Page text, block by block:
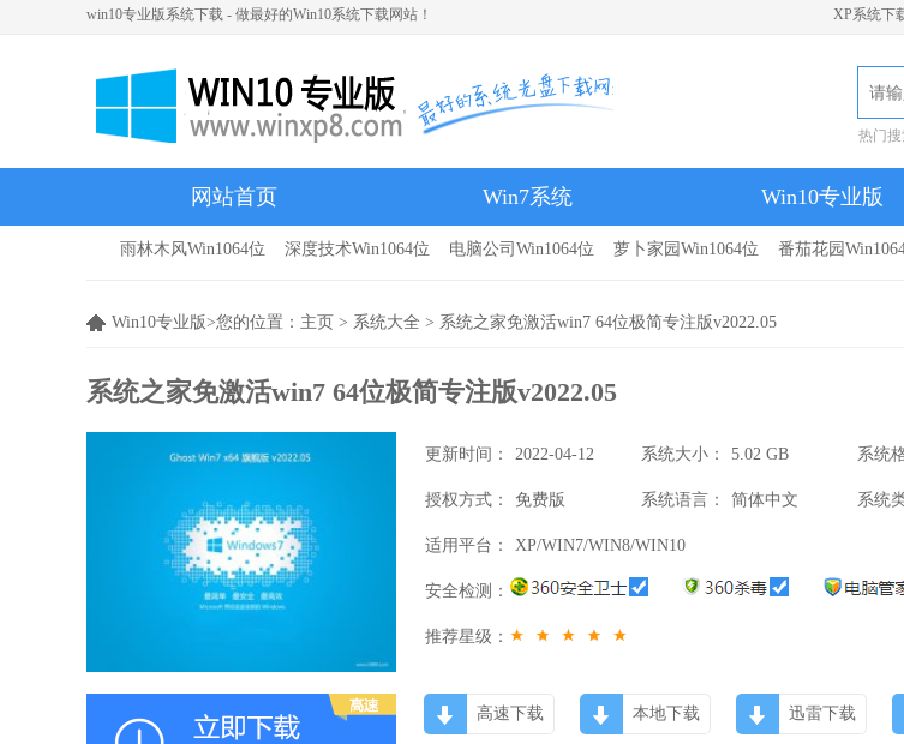
win10专业版系统下载 - 做最好的Win10系统下载网站！ XP系统下
热门搜
网站首页 Win7系统 Win10专业版
雨林木风
雨林木风Win1064位 深度技术Win1064位 电脑公司Win1064位 萝卜家园Win1064位 番茄花园
Win10专业版>您的位置： 主页 > 系统大全 > 系统之家免激活win7 64位极简专注版v2022.05
系统之家免激活win7 64位极简专注版v2022.05
更新时间： 2022-04-12 系统大小： 5.02 GB 系统
授权方式： 免费版 系统语言： 简体中文 系统
适用平台： XP/WIN7/WIN8/WIN10
安全检测：
推荐星级：
高速下载 本地下载 迅雷下载